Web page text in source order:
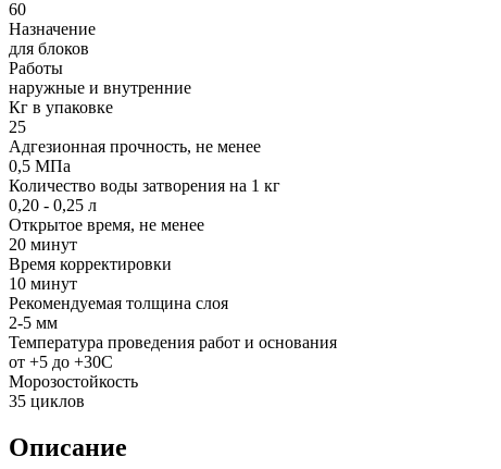
60
Назначение
для блоков
Работы
наружные и внутренние
Кг в упаковке
25
Адгезионная прочность, не менее
0,5 МПа
Количество воды затворения на 1 кг
0,20 - 0,25 л
Открытое время, не менее
20 минут
Время корректировки
10 минут
Рекомендуемая толщина слоя
2-5 мм
Температура проведения работ и основания
от +5 до +30С
Морозостойкость
35 циклов
Описание